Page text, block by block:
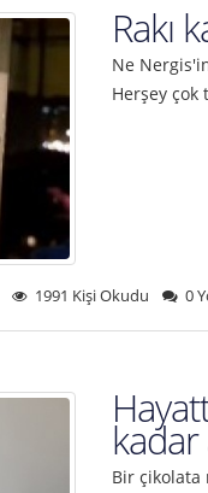
Rakı
Ne
Herşey çok
1991 Kişi Okudu 0
kadar
Bir çikolata